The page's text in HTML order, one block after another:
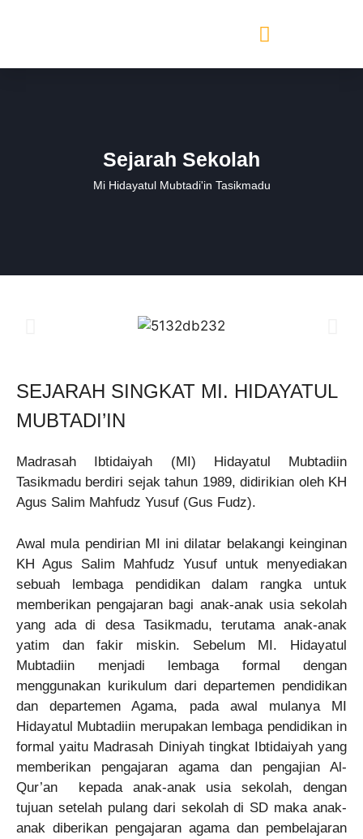
Sejarah Sekolah
Mi Hidayatul Mubtadi'in Tasikmadu
SEJARAH SINGKAT MI. HIDAYATUL
MUBTADI’IN
Madrasah Ibtidaiyah (MI) Hidayatul Mubtadiin
Tasikmadu berdiri sejak tahun 1989, didirikian oleh KH
Agus Salim Mahfudz Yusuf (Gus Fudz).
Awal mula pendirian MI ini dilatar belakangi keinginan
KH Agus Salim Mahfudz Yusuf untuk menyediakan
sebuah lembaga pendidikan dalam rangka untuk
memberikan pengajaran bagi anak-anak usia sekolah
yang ada di desa Tasikmadu, terutama anak-anak
yatim dan fakir miskin. Sebelum MI. Hidayatul
Mubtadiin menjadi lembaga formal dengan
menggunakan kurikulum dari departemen pendidikan
dan departemen Agama, pada awal mulanya MI
Hidayatul Mubtadiin merupakan lembaga pendidikan in
formal yaitu Madrasah Diniyah tingkat Ibtidaiyah yang
memberikan pengajaran agama dan pengajian Al-
Qur’an kepada anak-anak usia sekolah, dengan
tujuan setelah pulang dari sekolah di SD maka anak-
anak diberikan pengajaran agama dan pembelajaran